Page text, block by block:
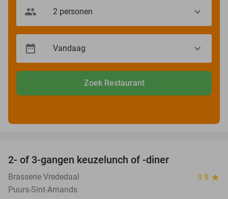
Zoek Restaurant
2- of 3-gangen keuzelunch of -diner
Brasserie Vrededaal 9.9 star
Puurs-Sint-Amands